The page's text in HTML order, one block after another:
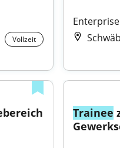
Vollzeit
Trainee